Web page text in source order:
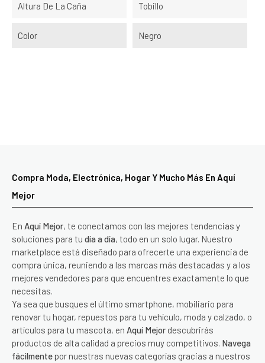
Altura De La Caña Tobillo
Color Negro
Compra Moda, Electrónica, Hogar Y Mucho Más En Aquí
Mejor
En Aquí Mejor, te conectamos con las mejores tendencias y
soluciones para tu día a día, todo en un solo lugar. Nuestro
marketplace está diseñado para ofrecerte una experiencia de
compra única, reuniendo a las marcas más destacadas y a los
mejores vendedores para que encuentres exactamente lo que
necesitas.
Ya sea que busques el último smartphone, mobiliario para
renovar tu hogar, repuestos para tu vehículo, moda y calzado, o
artículos para tu mascota, en Aquí Mejor descubrirás
productos de alta calidad a precios muy competitivos. Navega
fácilmente por nuestras nuevas categorías gracias a nuestros